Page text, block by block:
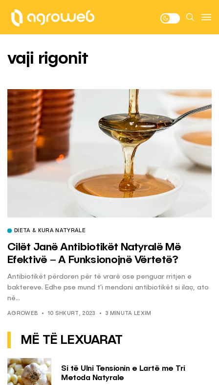
vaji rigonit
DIETA & KURA NATYRALE
Cilët Janë Antibiotikët Natyralë Më
Efektivë – A Funksionojnë Vërtetë?
Antibiotikët përdoren për të vrarë ose penguar rritjen e
baktereve. Edhe pse mund t’i mendoni antibiotikët si ilaç, ato
në...
AGROWEB 10 SHKURT, 2023 3 MINUTA LEXIM
MË TË LEXUARAT
Si të Ulni Tensionin e Lartë me Tri
Metoda Natyrale